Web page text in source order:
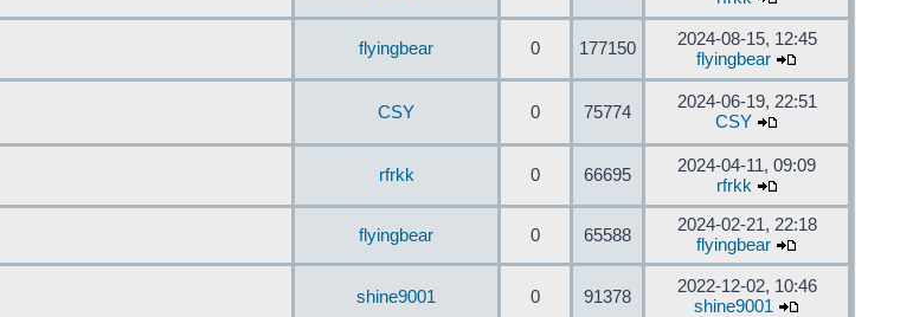
flyingbear 0 177150
2024-08-15, 12:45
flyingbear
CSY 0 75774
2024-06-19, 22:51
CSY
rfrkk 0 66695
2024-04-11, 09:09
rfrkk
flyingbear 0 65588
2024-02-21, 22:18
flyingbear
shine9001 0 91378
2022-12-02, 10:46
shine9001